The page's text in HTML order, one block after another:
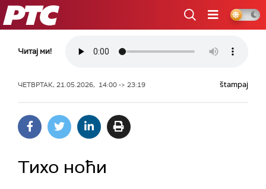
РТС
Читај ми!
ЧЕТВРТАК, 21.05.2026, 14:00 -> 23:19 štampaj
Тихо ноћи